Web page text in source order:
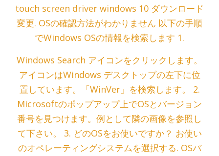
touch screen driver windows 10 ダウンロード
変更. OSの確認方法がわかりません 以下の手順
でWindows OSの情報を検索します 1.
Windows Search アイコンをクリックします。
アイコンはWindows デスクトップの左下に位
置しています。「WinVer」を検索します。 2.
Microsoftのポップアップ上でOSとバージョン
番号を見つけます。例として隣の画像を参照し
て下さい。 3. どのOSをお使いですか？ お使い
のオペレーティングシステムを選択する. OSバ